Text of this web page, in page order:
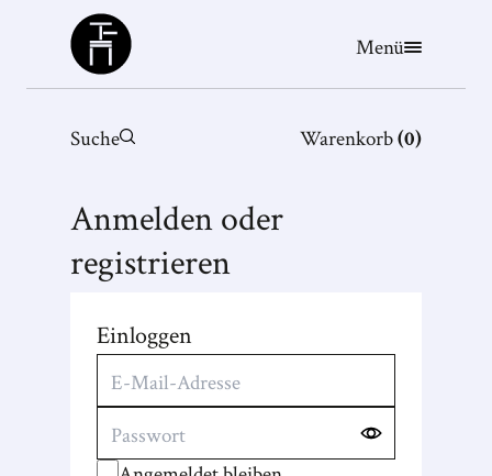
Büchergilde
Menü
Suche Warenkorb(0)
Anmelden oder
registrieren
Einloggen